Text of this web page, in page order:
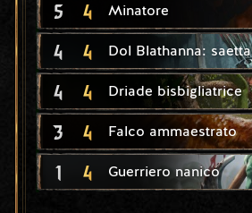
5 4 Minatore
4 4 Dol Blathanna: saetta
4 4 Driade bisbigliatrice
3 4 Falco ammaestrato
1 4 Guerriero nanico